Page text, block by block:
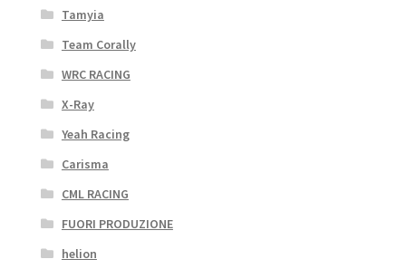
Tamyia
Team Corally
WRC RACING
X-Ray
Yeah Racing
Carisma
CML RACING
FUORI PRODUZIONE
helion